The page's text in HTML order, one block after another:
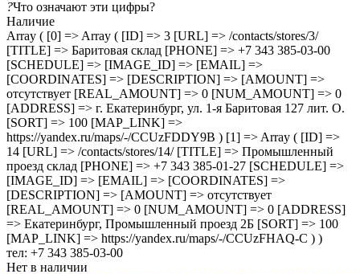
?Что означают эти цифры?
Наличие
Array ( [0] => Array ( [ID] => 3 [URL] => /contacts/stores/3/
[TITLE] => Баритовая склад [PHONE] => +7 343 385-03-00
[SCHEDULE] => [IMAGE_ID] => [EMAIL] =>
[COORDINATES] => [DESCRIPTION] => [AMOUNT] =>
отсутствует [REAL_AMOUNT] => 0 [NUM_AMOUNT] => 0
[ADDRESS] => г. Екатеринбург, ул. 1-я Баритовая 127 лит. О.
[SORT] => 100 [MAP_LINK] =>
https://yandex.ru/maps/-/CCUzFDDY9B ) [1] => Array ( [ID] =>
14 [URL] => /contacts/stores/14/ [TITLE] => Промышленный
проезд cклад [PHONE] => +7 343 385-01-27 [SCHEDULE] =>
[IMAGE_ID] => [EMAIL] => [COORDINATES] =>
[DESCRIPTION] => [AMOUNT] => отсутствует
[REAL_AMOUNT] => 0 [NUM_AMOUNT] => 0 [ADDRESS]
=> Екатеринбург, Промышленный проезд 2Б [SORT] => 100
[MAP_LINK] => https://yandex.ru/maps/-/CCUzFHAQ-C ) )
тел: +7 343 385-03-00
Нет в наличии